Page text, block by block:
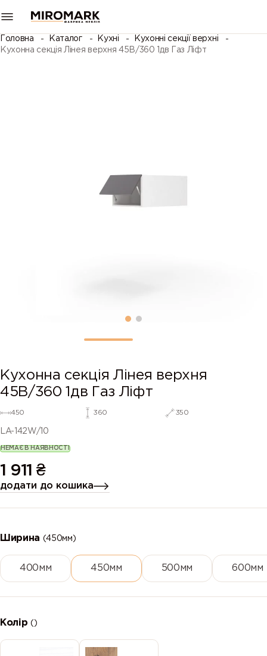
Головна Каталог Кухні
Кухонні секції верхні
Кухонна секція Лінея верхня 45В/360 1дв Газ Ліфт
Кухонна секція Лінея верхня
45В/360 1дв Газ Ліфт
450 360 350
LA-142W/10
НЕМАЄ В НАЯВНОСТІ
1 911 ₴
додати до кошика
Ширина (450мм)
400мм 450мм 500мм 600мм
Колір()